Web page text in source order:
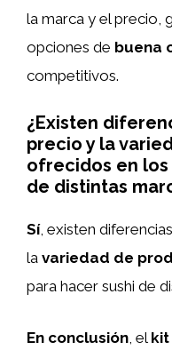
la marca y el precio,
opciones de buena
competitivos.
¿Existen
precio y la
ofrecidos en los
de distintas
Sí, existen
la variedad de
para hacer sushi de
En conclusión , el kit